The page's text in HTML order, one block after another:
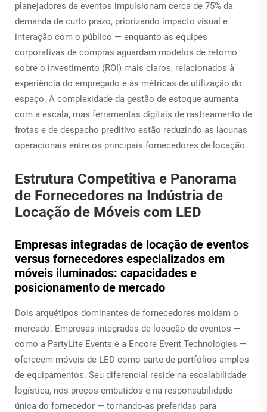
planejadores de eventos impulsionam cerca de 75% da
demanda de curto prazo, priorizando impacto visual e
interação com o público — enquanto as equipes
corporativas de compras aguardam modelos de retorno
sobre o investimento (ROI) mais claros, relacionados à
experiência do empregado e às métricas de utilização do
espaço. A complexidade da gestão de estoque aumenta
com a escala, mas ferramentas digitais de rastreamento de
frotas e de despacho preditivo estão reduzindo as lacunas
operacionais entre os principais fornecedores de locação.
Estrutura Competitiva e Panorama
de Fornecedores na Indústria de
Locação de Móveis com LED
Empresas integradas de locação de eventos
versus fornecedores especializados em
móveis iluminados: capacidades e
posicionamento de mercado
Dois arquétipos dominantes de fornecedores moldam o
mercado. Empresas integradas de locação de eventos —
como a PartyLite Events e a Encore Event Technologies —
oferecem móveis de LED como parte de portfólios amplos
de equipamentos. Seu diferencial reside na escalabilidade
logística, nos preços embutidos e na responsabilidade
única do fornecedor — tornando-as preferidas para